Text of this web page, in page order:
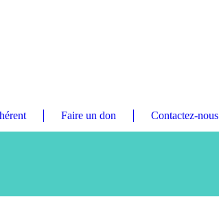
Faire un don Contactez-nous